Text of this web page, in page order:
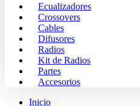
Ecualizadores
Crossovers
Cables
Difusores
Radios
Kit de Radios
Partes
Accesorios
Inicio